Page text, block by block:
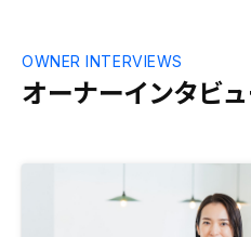
オーナーインタビ
OWNER INTERVIEWS